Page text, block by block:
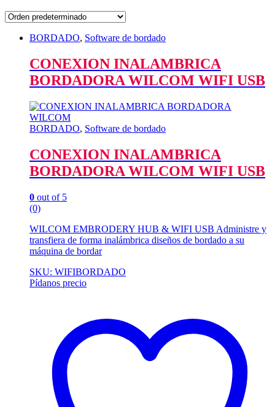
BORDADO, Software de bordado
CONEXION INALAMBRICA
BORDADORA WILCOM WIFI USB
BORDADO, Software de bordado
CONEXION INALAMBRICA
BORDADORA WILCOM WIFI USB
0 out of 5
(0)
WILCOM EMBRODERY HUB & WIFI USB Administre y
transfiera de forma inalámbrica diseños de bordado a su
máquina de bordar
SKU: WIFIBORDADO
Pídanos precio